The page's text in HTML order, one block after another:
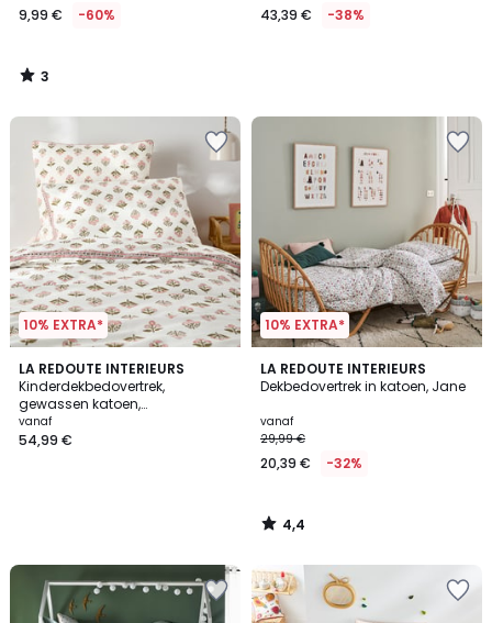
9,99 € -60%
3
/
43,39 € -38%
10% EXTRA*
LA REDOUTE INTERIEURS
Kinderdekbedovertrek,
gewassen katoen,
bloemenprint, VANDI ECRU
vanaf
54,99 €
10% EXTRA*
LA REDOUTE INTERIEURS
Dekbedovertrek in katoen, Jane
vanaf
29,99 €
20,39 € -32%
4,4
/ 5
4,4
/